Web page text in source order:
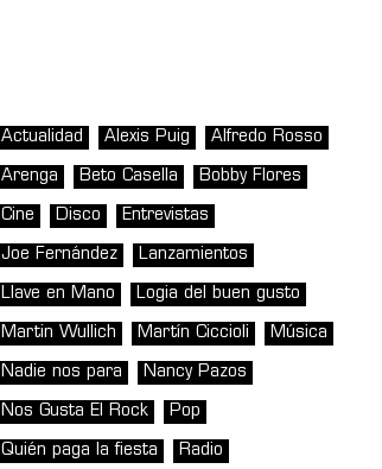
Actualidad Alexis Puig Alfredo Rosso
Arenga Beto Casella Bobby Flores
Cine Disco Entrevistas
Joe Fernández Lanzamientos
Llave en Mano Logia del buen gusto
Martin Wullich Martín Ciccioli Música
Nadie nos para Nancy Pazos
Nos Gusta El Rock Pop
Quién paga la fiesta Radio